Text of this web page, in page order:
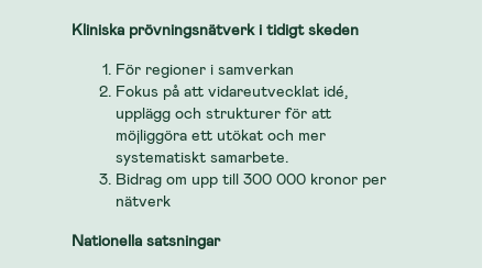
Kliniska prövningsnätverk i tidigt skeden
För regioner i samverkan
Fokus på att vidareutvecklat idé,
upplägg och strukturer för att
möjliggöra ett utökat och mer
systematiskt samarbete.
Bidrag om upp till 300 000 kronor per
nätverk
Nationella satsningar